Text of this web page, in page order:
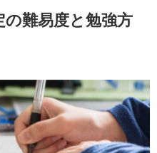
難易度と勉強方